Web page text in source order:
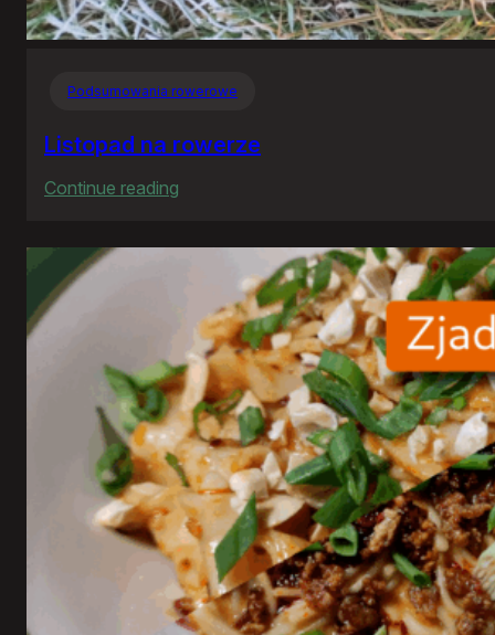
Podsumowania rowerowe
Listopad na rowerze
Continue reading
na
rowerze